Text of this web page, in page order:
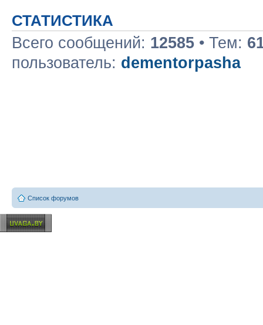
СТАТИСТИКА
Всего сообщений: 12585 • Тем:
пользователь: dementorpasha
Список форумов